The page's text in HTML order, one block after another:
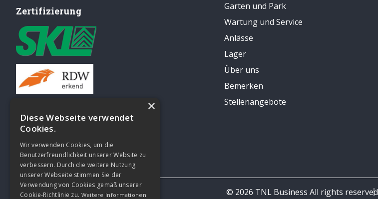
Zertifizierung
Airco-testen
Elektrisch gereedschap keuren
Garten und Park
Wartung und Service
Anlässe
Lager
Über uns
Bemerken
Stellenangebote
© 2026 TNL Business All rights reserved
×
Diese Webseite verwendet
Cookies.
Wir verwenden Cookies, um die
Benutzerfreundlichkeit unserer Website zu
verbessern. Durch die weitere Nutzung
unserer Webseite stimmen Sie der
Verwendung von Cookies gemäß unserer
Cookie-Richtlinie zu. Weitere Informationen